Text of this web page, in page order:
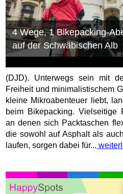
4 Wege, 1 Bikepacking-
auf der Schwäbischen Alb
(DJD). Unterwegs sein mit
Freiheit und minimalistischem
kleine Mikroabenteuer liebt,
beim Bikepacking. Vielseitige
an denen sich Packtaschen
die sowohl auf Asphalt als
laufen, sorgen dabei für...